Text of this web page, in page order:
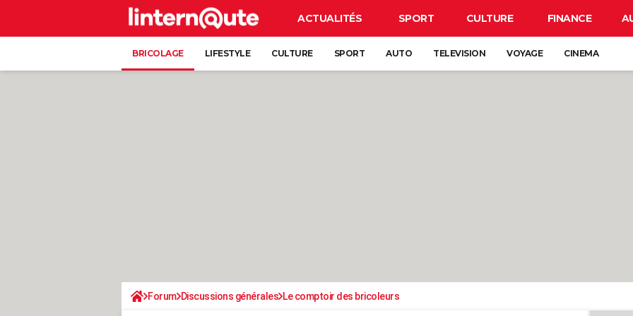
ACTUALITÉS SPORT CULTURE FINANCE
BRICOLAGE LIFESTYLE CULTURE SPORT AUTO TELEVISION VOYAGE CINEMA
Forum Discussions générales Le comptoir des bricoleurs